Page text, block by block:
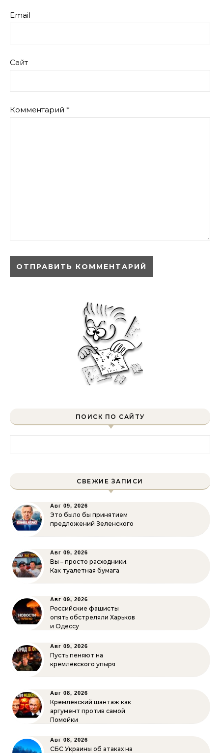
Email
Сайт
Комментарий *
ПОИСК ПО САЙТУ
СВЕЖИЕ ЗАПИСИ
Авг 09, 2026
Это было бы принятием
предложений Зеленского
Авг 09, 2026
Вы – просто расходники.
Как туалетная бумага
Авг 09, 2026
Российские фашисты
опять обстреляли Харьков
и Одессу
Авг 09, 2026
Пусть пеняют на
кремлёвского упыря
Авг 08, 2026
Кремлёвский шантаж как
аргумент против самой
Помойки
Авг 08, 2026
СБС Украины об атаках на